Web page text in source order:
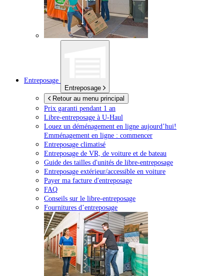
Entreposage
Entreposage
Retour au menu principal
Prix garanti pendant 1 an
Libre-entreposage à U-Haul
Louez un déménagement en ligne aujourd’hui!
Emménagement en ligne : commencer
Entreposage climatisé
Entreposage de VR, de voiture et de bateau
Guide des tailles d'unités de libre-entreposage
Entreposage extérieur/accessible en voiture
Payer ma facture d'entreposage
FAQ
Conseils sur le libre-entreposage
Fournitures d’entreposage